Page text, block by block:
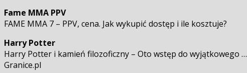
Fame MMA PPV
FAME MMA 7 – PPV, cena. Jak wykupić dostęp i ile kosztuje?
Harry Potter
Harry Potter i kamień filozoficzny – Oto wstęp do wyjątkowego …
Granice.pl